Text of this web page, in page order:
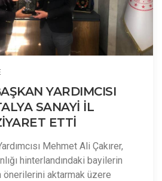
YARDIMCISI
SANAYİ İL
ETTİ
Mehmet Ali Çakırer,
hinterlandındaki bayilerin
önerilerini aktarmak üzere